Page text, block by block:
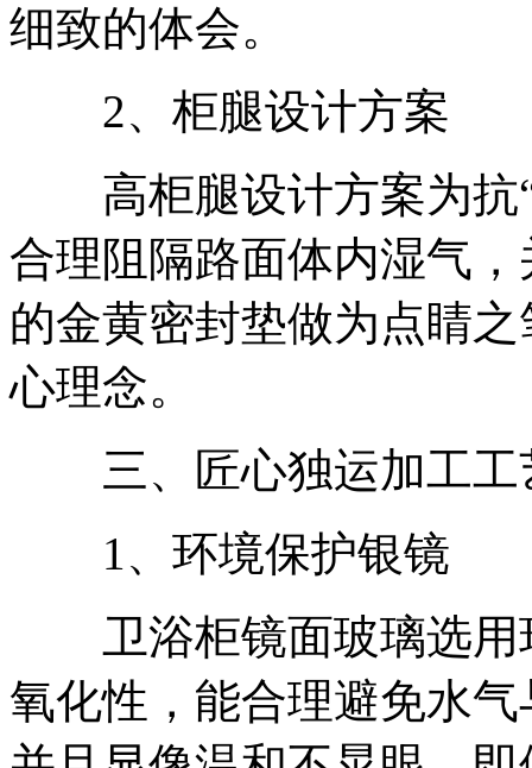
细致的体会。
2、柜腿设计方案
高柜腿设计方案为抗“
合理阻隔路面体内湿气
的金黄密封垫做为点睛
心理念。
三、匠心独运加工工
1、环境保护银镜
卫浴柜镜面玻璃选用
氧化性，能合理避免水